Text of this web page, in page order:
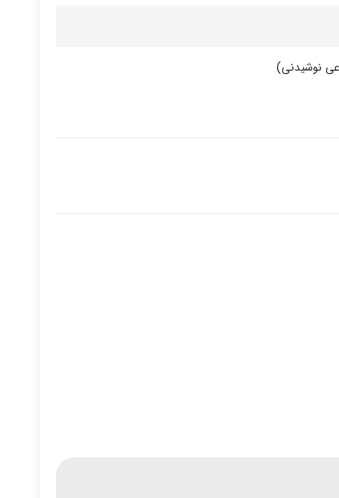
نوشیدنی)